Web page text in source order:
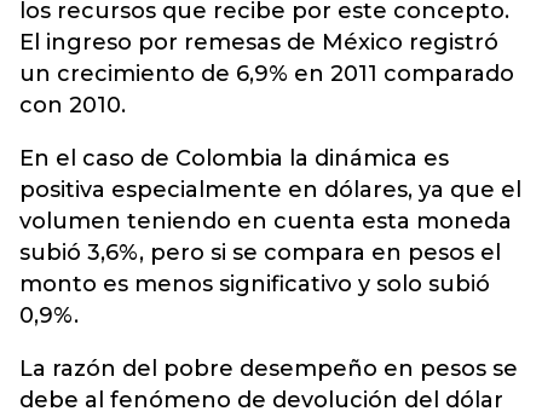
los recursos que recibe por este concepto.
El ingreso por remesas de México registró
un crecimiento de 6,9% en 2011 comparado
con 2010.
En el caso de Colombia la dinámica es
positiva especialmente en dólares, ya que el
volumen teniendo en cuenta esta moneda
subió 3,6%, pero si se compara en pesos el
monto es menos significativo y solo subió
0,9%.
La razón del pobre desempeño en pesos se
debe al fenómeno de devolución del dólar